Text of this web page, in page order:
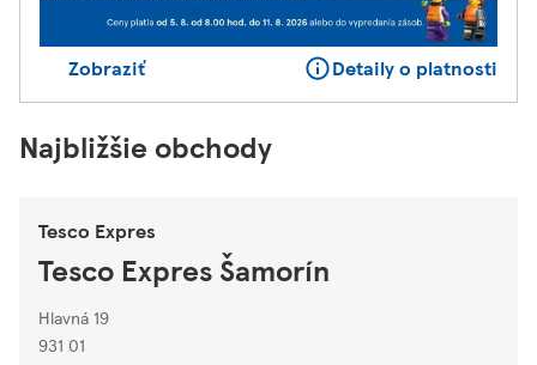
Zobraziť Detaily o platnosti
Najbližšie obchody
Tesco Expres
Tesco Expres Šamorín
Hlavná 19
931 01